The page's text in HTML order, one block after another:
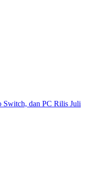
Switch, dan PC Rilis Juli